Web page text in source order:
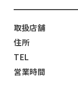
取扱店舗
住所
TEL
営業時間